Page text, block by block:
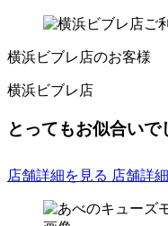
横浜ビブレ店のお客様
横浜ビブレ店
とってもお似合い
店舗詳細を見る 店舗詳